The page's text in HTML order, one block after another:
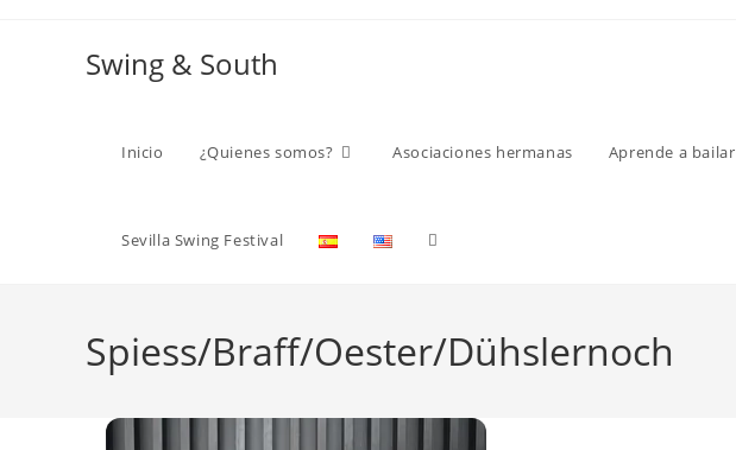
Swing & South
Inicio ¿Quienes somos? Asociaciones hermanas Aprende a bailar
Sevilla Swing Festival Alternar
de
Spiess/Braff/Oester/Dühslernoch